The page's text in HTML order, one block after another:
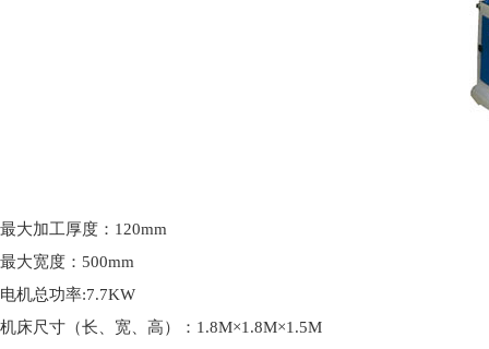
最大加工厚度：120mm
最大宽度：500mm
电机总功率:7.7KW
机床尺寸（长、宽、高）：1.8M×1.8M×1.5M